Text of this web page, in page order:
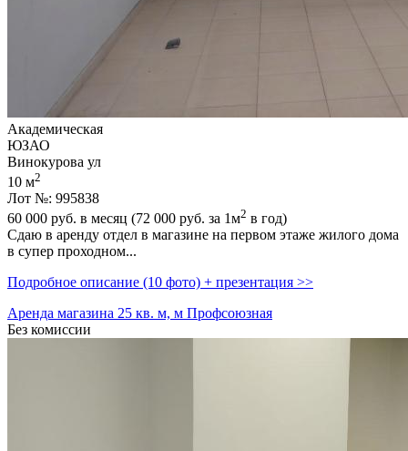
Академическая
ЮЗАО
Винокурова ул
10 м2
Лот №: 995838
60 000 руб. в месяц (72 000 руб. за 1м2 в год)
Сдаю в аренду отдел в магазине на первом этаже жилого дома
в супер проходном...
Подробное описание (10 фото) + презентация >>
Аренда магазина 25 кв. м, м Профсоюзная
Без комиссии